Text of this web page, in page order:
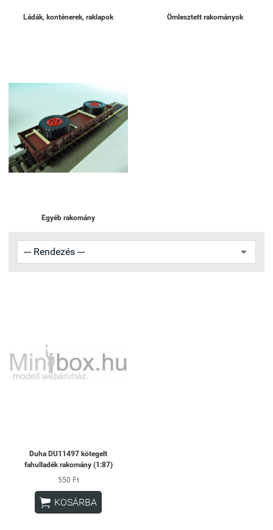
Ládák, konténerek, raklapok Ömlesztett rakományok
Egyéb rakomány
Duha DU11497 kötegelt
fahulladék rakomány (1:87)
550 Ft
 KOSÁRBA